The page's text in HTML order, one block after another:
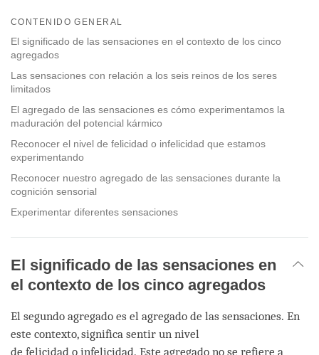
facebook
CONTENIDO GENERAL
El significado de las sensaciones en el contexto de los cinco
agregados
Las sensaciones con relación a los seis reinos de los seres
limitados
El agregado de las sensaciones es cómo experimentamos la
maduración del potencial kármico
Reconocer el nivel de felicidad o infelicidad que estamos
experimentando
Reconocer nuestro agregado de las sensaciones durante la
cognición sensorial
Experimentar diferentes sensaciones
El significado de las sensaciones en
el contexto de los cinco agregados
El segundo agregado es el agregado de las sensaciones. En
este contexto, significa sentir un nivel
de felicidad o infelicidad. Este agregado no se refiere a